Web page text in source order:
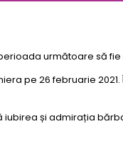
următoare să
pe 26 februarie
și admirația